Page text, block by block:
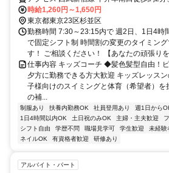
歩約12分、西武新宿線 鷺ノ宮北口徒歩約19
時給1,260円～1,650円
東京都東京23区杉並区
勤務時間 7:30～23:15内で 週2日、1日4時
で固定シフト制 時間割の変更のタイミン
す！ ご相談ください！ 【あなたの頑張りを
仕事内容 キッズコーチ ◆髪色髪型自由！
夕方に勤務できる方大歓迎 キッズレッス
子様向けのスイミングと体育（希望者）を
の補...
制服あり 扶養内勤務OK 社員登用あり 週1日から
1日4時間以内OK
土日祝のみOK 主婦・主夫歓迎
シフト自由
学歴不問 職場見学可 学生歓迎 未経験
ネイルOK
有資格者歓迎 研修あり
アルバイト・パート